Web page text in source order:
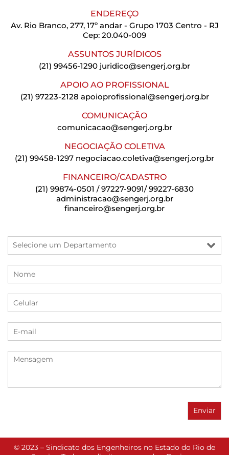
ENDEREÇO
Av. Rio Branco, 277, 17º andar - Grupo 1703 Centro - RJ
Cep: 20.040-009
ASSUNTOS JURÍDICOS
(21) 99456-1290 juridico@sengerj.org.br
APOIO AO PROFISSIONAL
(21) 97223-2128 apoioprofissional@sengerj.org.br
COMUNICAÇÃO
comunicacao@sengerj.org.br
NEGOCIAÇÃO COLETIVA
(21) 99458-1297 negociacao.coletiva@sengerj.org.br
FINANCEIRO/CADASTRO
(21) 99874-0501 / 97227-9091/ 99227-6830
administracao@sengerj.org.br
financeiro@sengerj.org.br
© 2023 – Sindicato dos Engenheiros no Estado do Rio de